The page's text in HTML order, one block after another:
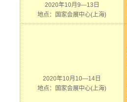
2020年10月9—13日
地点：国家会展中心(上海)
2020年10月10—14日
地点：国家会展中心(上海)